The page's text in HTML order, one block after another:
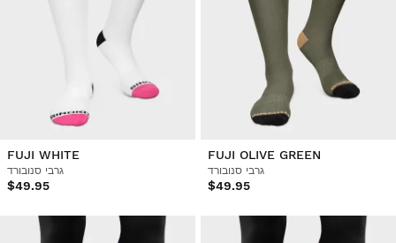
FUJI WHITE
גרבי סנובורד
$49.95
FUJI OLIVE GREEN
גרבי סנובורד
$49.95